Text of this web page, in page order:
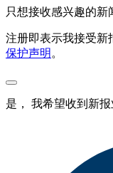
只想接收感兴趣的新
注册即表示我接受新
保护声明 。
是， 我希望收到新